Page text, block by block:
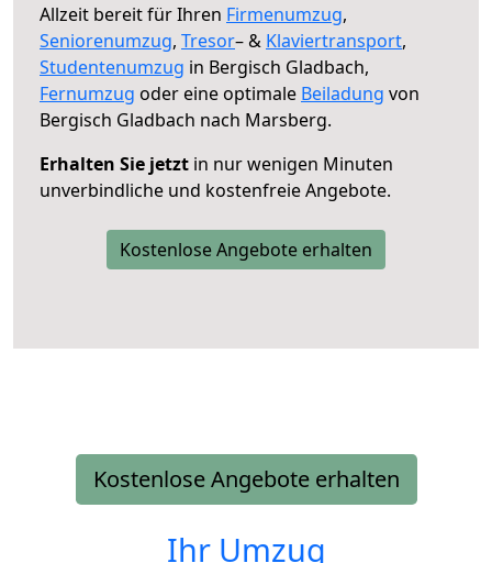
Allzeit bereit für Ihren Firmenumzug,
Seniorenumzug, Tresor– & Klaviertransport,
Studentenumzug in Bergisch Gladbach,
Fernumzug oder eine optimale Beiladung von
Bergisch Gladbach nach Marsberg.
Erhalten Sie jetzt in nur wenigen Minuten
unverbindliche und kostenfreie Angebote.
Kostenlose Angebote erhalten
Kostenlose Angebote erhalten
Ihr Umzug